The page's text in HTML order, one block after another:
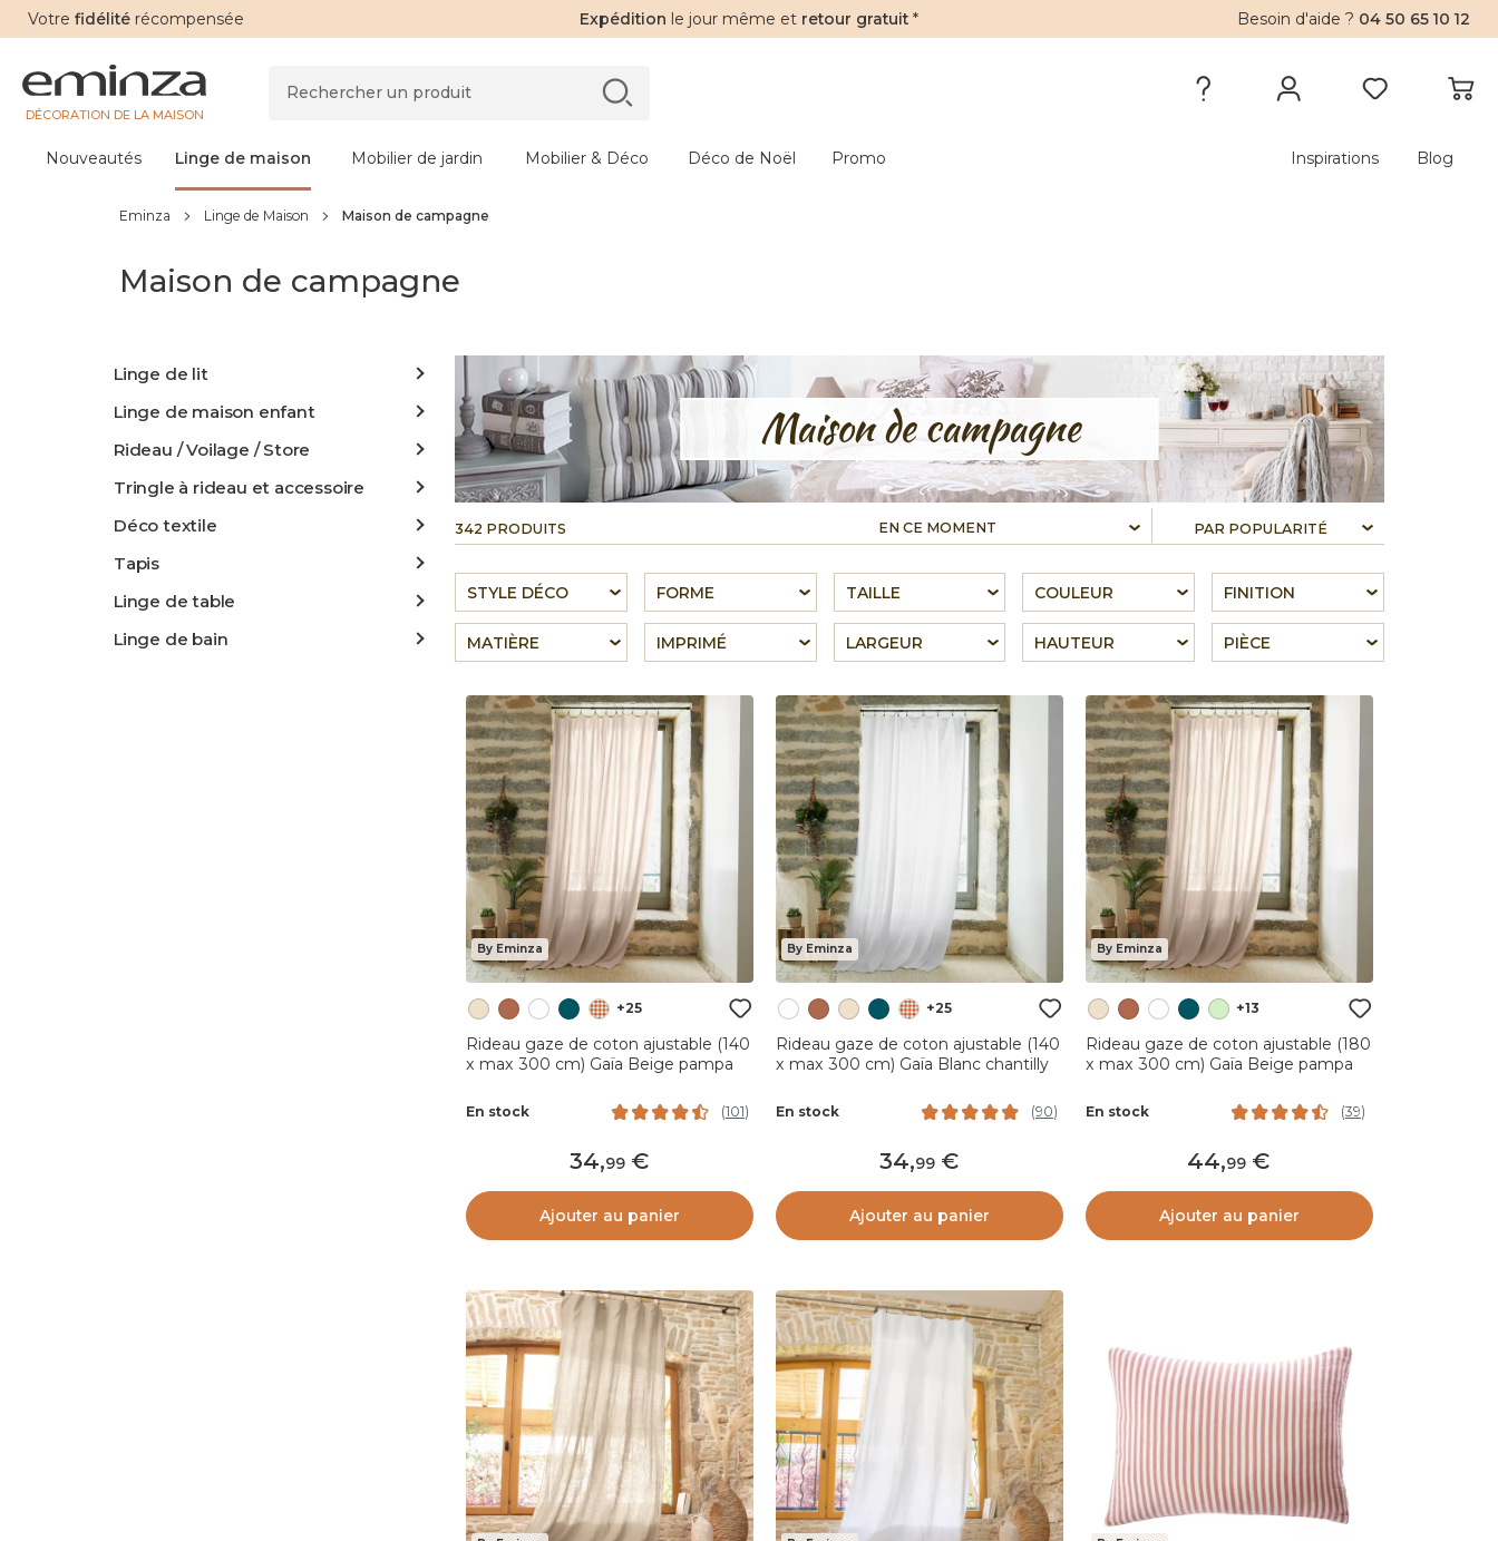
Votre fidélité récompensée Expédition le jour même et retour gratuit * Besoin d'aide ? 04 50 65 10 12
DÉCORATION DE LA MAISON
Nouveautés Linge de maison Mobilier de jardin Mobilier & Déco Déco de Noël Promo Inspirations Blog
Eminza Linge de Maison Maison de campagne
Maison de campagne
Linge de lit
Linge de maison enfant
Rideau / Voilage / Store
Tringle à rideau et accessoire
Déco textile
Tapis
Linge de table
Linge de bain
Maison de campagne
342 PRODUITS EN CE MOMENT
STYLE DÉCO FORME TAILLE COULEUR FINITION
MATIÈRE IMPRIMÉ LARGEUR HAUTEUR PIÈCE
By Eminza
+25
Rideau gaze de coton ajustable (140
x max 300 cm) Gaïa Beige pampa
En stock (101)
34,99
Ajouter au panier
By Eminza
+25
Rideau gaze de coton ajustable (140
x max 300 cm) Gaïa Blanc chantilly
En stock (90)
34,99
Ajouter au panier
By Eminza
+13
Rideau gaze de coton ajustable (180
x max 300 cm) Gaïa Beige pampa
En stock (39)
44,99
Ajouter au panier